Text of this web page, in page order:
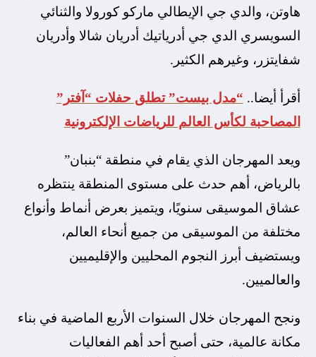
هاوتن، والدي جي الإيطالي ماركو كورولا والثنائي
السويسري الدي جي أدرياتيك أدريان شالا وأدريان
شفايتزر، وغيرهم الكثير.
أقرأ أيضا.. “مدل بيست” تطلق حفلات “آفتر”
المصاحبة لكأس العالم للرياضات الإلكترونية
ويعد المهرجان الذي يقام في منطقة “بنبان”
بالرياض، أهم حدث على مستوى المنطقة ينتظره
عشاق الموسيقى سنويًا، ويتميز بعرض أنماط وأنواع
مختلفة من الموسيقى من جميع أنحاء العالم،
ويستضيف أبرز النجوم المحليين والإقليميين
والعالميين.
ونجح المهرجان خلال السنوات الأربع الماضية في بناء
مكانة عالمية، حتى أصبح أحد أهم الفعاليات